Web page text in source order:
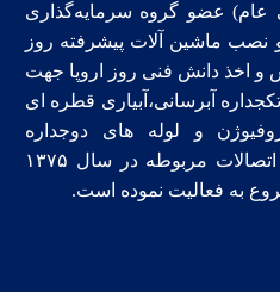
عام) عضو گروه سرمایه‌گذاری
نصب ماشین آلات پیشرفته روز
و اخذ دانش فنی روز اروپا جهت
تکجداره آبرسانی،آبیاری قطره ای
و لوله های دوجداره
فاضلابی در اقطار مختلف و اتصالات مربوطه در سال ۱۳٧۵